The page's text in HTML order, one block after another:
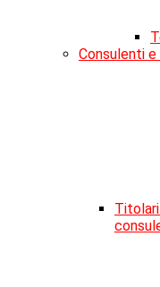
Consulenti